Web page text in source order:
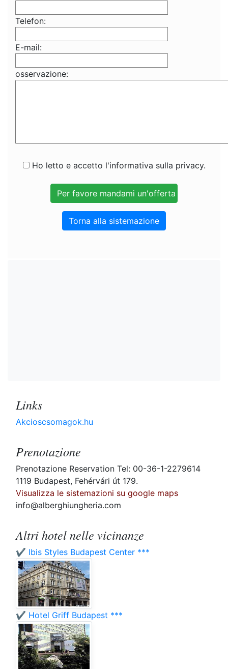
Telefon:
E-mail:
osservazione:
Ho letto e accetto l'informativa sulla privacy.
Torna alla sistemazione
Links
Akcioscsomagok.hu
Prenotazione
Prenotazione Reservation Tel: 00-36-1-2279614
1119 Budapest, Fehérvári út 179.
Visualizza le sistemazioni su google maps
info@alberghiungheria.com
Altri hotel nelle vicinanze
✔️ Ibis Styles Budapest Center ***
✔️ Hotel Griff Budapest ***